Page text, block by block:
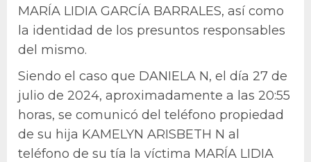
MARÍA LIDIA GARCÍA BARRALES, así como
la identidad de los presuntos responsables
del mismo.
Siendo el caso que DANIELA N, el día 27 de
julio de 2024, aproximadamente a las 20:55
horas, se comunicó del teléfono propiedad
de su hija KAMELYN ARISBETH N al
teléfono de su tía la víctima MARÍA LIDIA